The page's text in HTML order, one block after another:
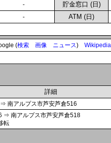
- 貯金窓口 (日)
- ATM (日)
(検索 画像 ニュース) Wikipedia
詳細
南アルプス市芦安芦倉516
⇒ 南アルプス市芦安芦倉518
転